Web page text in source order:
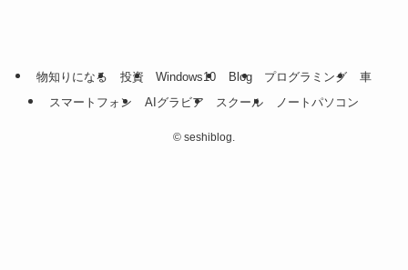
物知りになる 投資 Windows10 Blog プログラミング
車
スマートフォン
AIグラビア スクール ノートパソコン
© seshiblog.